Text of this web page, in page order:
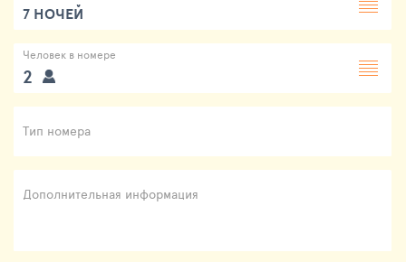
7 НОЧЕЙ
Человек в номере
2
Тип номера
Дополнительная информация